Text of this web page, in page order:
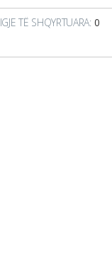
TË SHQYRTUARA: 0